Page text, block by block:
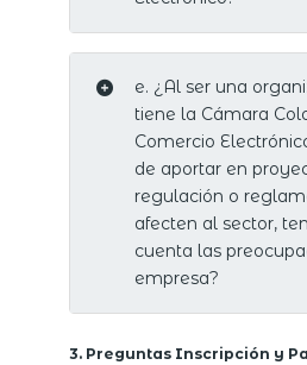
e. ¿Al ser una
tiene la Cámara
Comercio
de aportar en
regulación o
afecten al sector,
cuenta las
empresa?
3. Preguntas Inscripción y